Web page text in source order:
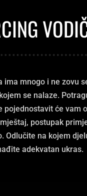
ima mnogo i ne zovu
se nalaze.
pojednostavit će vam
postupak
Odlučite na kojem
adekvatan ukras.